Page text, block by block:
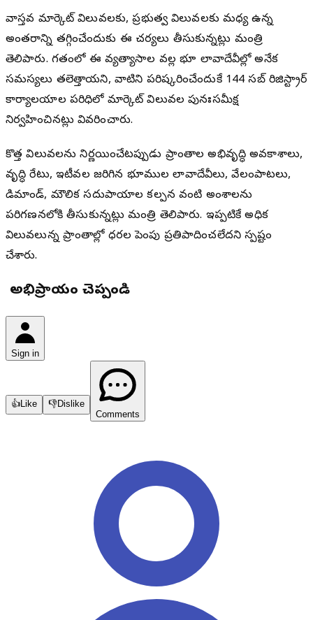
వాస్తవ మార్కెట్ విలువలకు, ప్రభుత్వ విలువలకు మధ్య ఉన్న
అంతరాన్ని తగ్గించేందుకు ఈ చర్యలు తీసుకున్నట్లు మంత్రి
తెలిపారు. గతంలో ఈ వ్యత్యాసాల వల్ల భూ లావాదేవీల్లో అనేక
సమస్యలు తలెత్తాయని, వాటిని పరిష్కరించేందుకే 144 సబ్‌ రిజిస్ట్రార్
కార్యాలయాల పరిధిలో మార్కెట్ విలువల పునఃసమీక్ష
నిర్వహించినట్లు వివరించారు.
కొత్త విలువలను నిర్ణయించేటప్పుడు ప్రాంతాల అభివృద్ధి అవకాశాలు,
వృద్ధి రేటు, ఇటీవల జరిగిన భూముల లావాదేవీలు, వేలంపాటలు,
డిమాండ్, మౌలిక సదుపాయాల కల్పన వంటి అంశాలను
పరిగణనలోకి తీసుకున్నట్లు మంత్రి తెలిపారు. ఇప్పటికే అధిక
విలువలున్న ప్రాంతాల్లో ధరల పెంపు ప్రతిపాదించలేదని స్పష్టం
చేశారు.
మీ అభిప్రాయం చెప్పండి
Sign in
👍Like 👎Dislike
Comments